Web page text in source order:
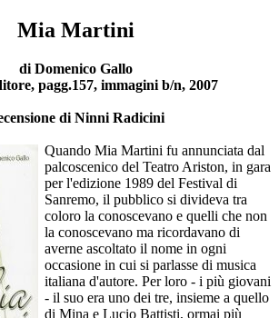
Mia Martini
di Domenico Gallo
pagg.157, immagini b/n, 2007
di Ninni Radicini
Quando Mia Martini fu annunciata dal
palcoscenico del Teatro Ariston, in gara
per l'edizione 1989 del Festival di
Sanremo, il pubblico si divideva tra
coloro la conoscevano e quelli che non
la conoscevano ma ricordavano di
averne ascoltato il nome in ogni
occasione in cui si parlasse di musica
italiana d'autore. Per loro - i più giovani
- il suo era uno dei tre, insieme a quello
di Mina e Lucio Battisti, ormai più